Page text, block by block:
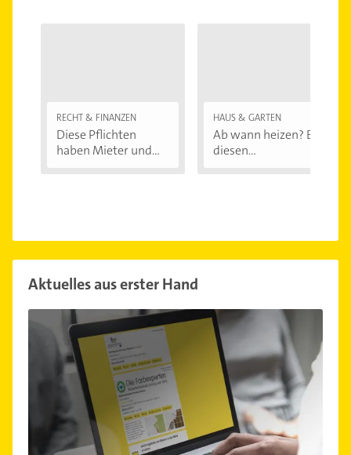
RECHT & FINANZEN
Diese Pflichten
haben Mieter und...
HAUS & GARTEN
Ab wann heizen? Bei
diesen
Aktuelles aus erster Hand